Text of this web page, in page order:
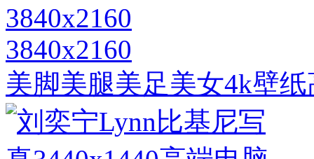
3840x2160
美脚美腿美足美女4k壁